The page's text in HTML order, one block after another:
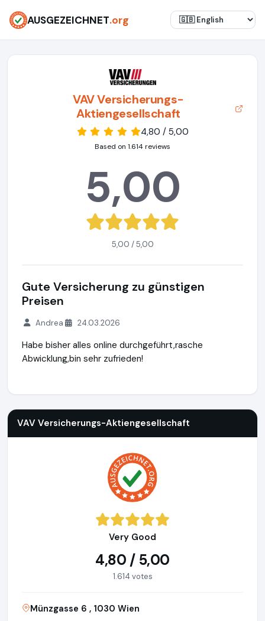
AUSGEZEICHNET.org
VAV Versicherungs-
Aktiengesellschaft
4,80 / 5,00
Based on 1.614 reviews
5,00
5,00 / 5,00
Gute Versicherung zu günstigen
Preisen
Andrea 24.03.2026
Habe bisher alles online durchgeführt,rasche
Abwicklung,bin sehr zufrieden!
VAV Versicherungs-Aktiengesellschaft
Very Good
4,80 / 5,00
1.614 votes
Münzgasse 6 , 1030 Wien